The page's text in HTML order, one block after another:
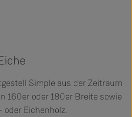
Simple aus der Zeitraum
160er oder 180er Breite sowie
Eichenholz.